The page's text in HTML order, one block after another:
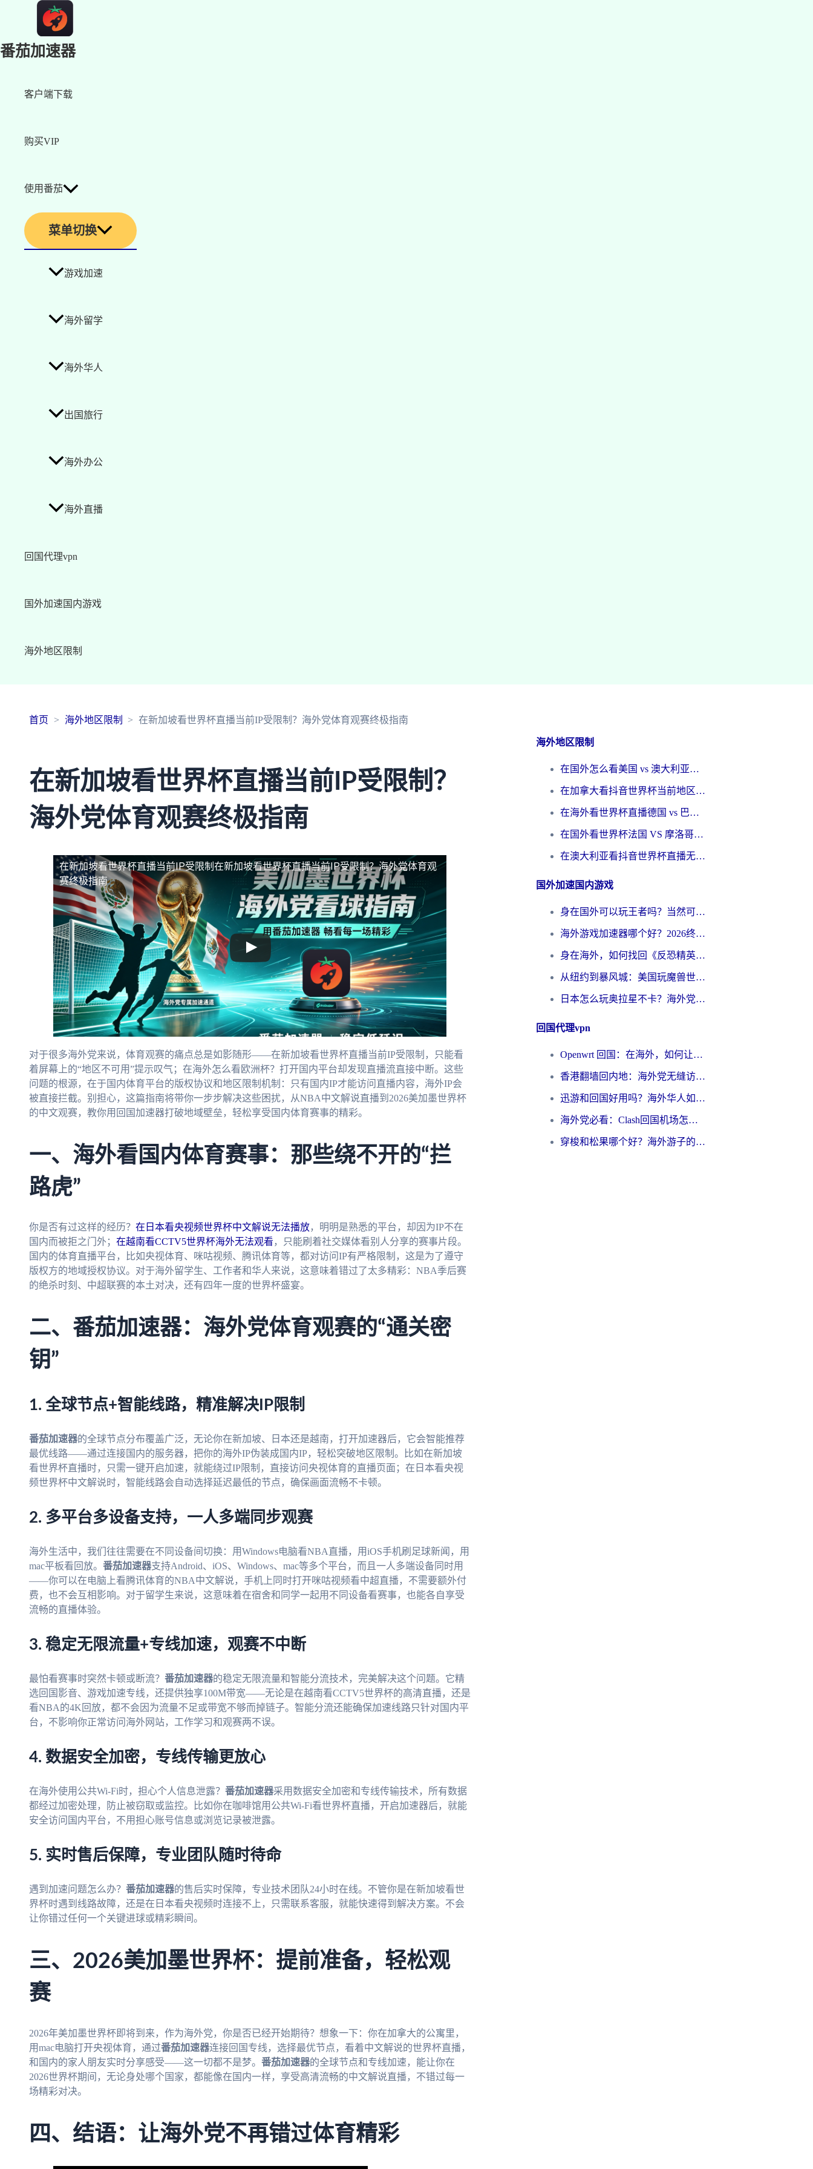
番茄加速器
客户端下载
购买VIP
使用番茄
菜单切换
游戏加速
海外留学
海外华人
出国旅行
海外办公
海外直播
回国代理vpn
国外加速国内游戏
海外地区限制
首页 海外地区限制 在新加坡看世界杯直播当前IP受限制？海外党体育观赛终极指南
在新加坡看世界杯直播当前IP受限制？
海外党体育观赛终极指南
在新加坡看世界杯直播当前IP受限制 在新加坡看世界杯直播当前IP受限制？海外党体育观
赛终极指南
对于很多海外党来说，体育观赛的痛点总是如影随形——在新加坡看世界杯直播当前IP受限制，只能看
着屏幕上的“地区不可用”提示叹气；在海外怎么看欧洲杯？打开国内平台却发现直播流直接中断。这些
问题的根源，在于国内体育平台的版权协议和地区限制机制：只有国内IP才能访问直播内容，海外IP会
被直接拦截。别担心，这篇指南将带你一步步解决这些困扰，从NBA中文解说直播到2026美加墨世界杯
的中文观赛，教你用回国加速器打破地域壁垒，轻松享受国内体育赛事的精彩。
一、海外看国内体育赛事：那些绕不开的“拦
路虎”
你是否有过这样的经历？ 在日本看央视频世界杯中文解说无法播放，明明是熟悉的平台，却因为IP不在
国内而被拒之门外； 在越南看CCTV5世界杯海外无法观看 ，只能刷着社交媒体看别人分享的赛事片段。
国内的体育直播平台，比如央视体育、咪咕视频、腾讯体育等，都对访问IP有严格限制，这是为了遵守
版权方的地域授权协议。对于海外留学生、工作者和华人来说，这意味着错过了太多精彩：NBA季后赛
的绝杀时刻、中超联赛的本土对决，还有四年一度的世界杯盛宴。
二、番茄加速器：海外党体育观赛的“通关密
钥”
1. 全球节点+智能线路，精准解决IP限制
番茄加速器的全球节点分布覆盖广泛，无论你在新加坡、日本还是越南，打开加速器后，它会智能推荐
最优线路——通过连接国内的服务器，把你的海外IP伪装成国内IP，轻松突破地区限制。比如在新加坡
看世界杯直播时，只需一键开启加速，就能绕过IP限制，直接访问央视体育的直播页面；在日本看央视
频世界杯中文解说时，智能线路会自动选择延迟最低的节点，确保画面流畅不卡顿。
2. 多平台多设备支持，一人多端同步观赛
海外生活中，我们往往需要在不同设备间切换：用Windows电脑看NBA直播，用iOS手机刷足球新闻，用
mac平板看回放。 番茄加速器支持Android、iOS、Windows、mac等多个平台，而且一人多端设备同时用
——你可以在电脑上看腾讯体育的NBA中文解说，手机上同时打开咪咕视频看中超直播，不需要额外付
费，也不会互相影响。对于留学生来说，这意味着在宿舍和同学一起用不同设备看赛事，也能各自享受
流畅的直播体验。
3. 稳定无限流量+专线加速，观赛不中断
最怕看赛事时突然卡顿或断流？ 番茄加速器的稳定无限流量和智能分流技术，完美解决这个问题。它精
选回国影音、游戏加速专线，还提供独享100M带宽——无论是在越南看CCTV5世界杯的高清直播，还是
看NBA的4K回放，都不会因为流量不足或带宽不够而掉链子。智能分流还能确保加速线路只针对国内平
台，不影响你正常访问海外网站，工作学习和观赛两不误。
4. 数据安全加密，专线传输更放心
在海外使用公共Wi-Fi时，担心个人信息泄露？ 番茄加速器采用数据安全加密和专线传输技术，所有数据
都经过加密处理，防止被窃取或监控。比如你在咖啡馆用公共Wi-Fi看世界杯直播，开启加速器后，就能
安全访问国内平台，不用担心账号信息或浏览记录被泄露。
5. 实时售后保障，专业团队随时待命
遇到加速问题怎么办？ 番茄加速器的售后实时保障，专业技术团队24小时在线。不管你是在新加坡看世
界杯时遇到线路故障，还是在日本看央视频时连接不上，只需联系客服，就能快速得到解决方案。不会
让你错过任何一个关键进球或精彩瞬间。
三、2026美加墨世界杯：提前准备，轻松观
赛
2026年美加墨世界杯即将到来，作为海外党，你是否已经开始期待？想象一下：你在加拿大的公寓里，
用mac电脑打开央视体育，通过番茄加速器连接回国专线，选择最优节点，看着中文解说的世界杯直播，
和国内的家人朋友实时分享感受——这一切都不是梦。 番茄加速器的全球节点和专线加速，能让你在
2026世界杯期间，无论身处哪个国家，都能像在国内一样，享受高清流畅的中文解说直播，不错过每一
场精彩对决。
四、结语：让海外党不再错过体育精彩
海外地区限制
在国外怎么看美国 vs 澳大利亚世界杯直播？海外党必藏的中文解说观赛指南
在加拿大看抖音世界杯当前地区不可播放？海外党体育观赛终极指南
在海外看世界杯直播德国 vs 巴拉圭当前IP受限制？这篇指南帮你轻松解决地区限制
在国外看世界杯法国 VS 摩洛哥仅限中国大陆？别让地域限制拦下你的欢呼
在澳大利亚看抖音世界杯直播无法播放？海外党体育观赛终极指南来了！
国外加速国内游戏
身在国外可以玩王者吗？当然可以，但你需要这份“加速”指南
海外游戏加速器哪个好？2026终极指南帮你畅玩国服+解决卡顿难题
身在海外，如何找回《反恐精英：全球攻势》国服的丝滑手感？一份给你的终极指南
从纽约到暴风城：美国玩魔兽世界，如何找到你的最佳网络航线
日本怎么玩奥拉星不卡？海外党国服游戏加速器选择全攻略
回国代理vpn
Openwrt 回国：在海外，如何让家的网络触手可及
香港翻墙回内地：海外党无缝访问国内资源的加速器选择全攻略
迅游和回国好用吗？海外华人如何选择靠谱的回国加速器
海外党必看：Clash回国机场怎么选？一篇搞定无缝访问国内资源的全攻略
穿梭和松果哪个好？海外游子的数字归乡路，到底该怎么选